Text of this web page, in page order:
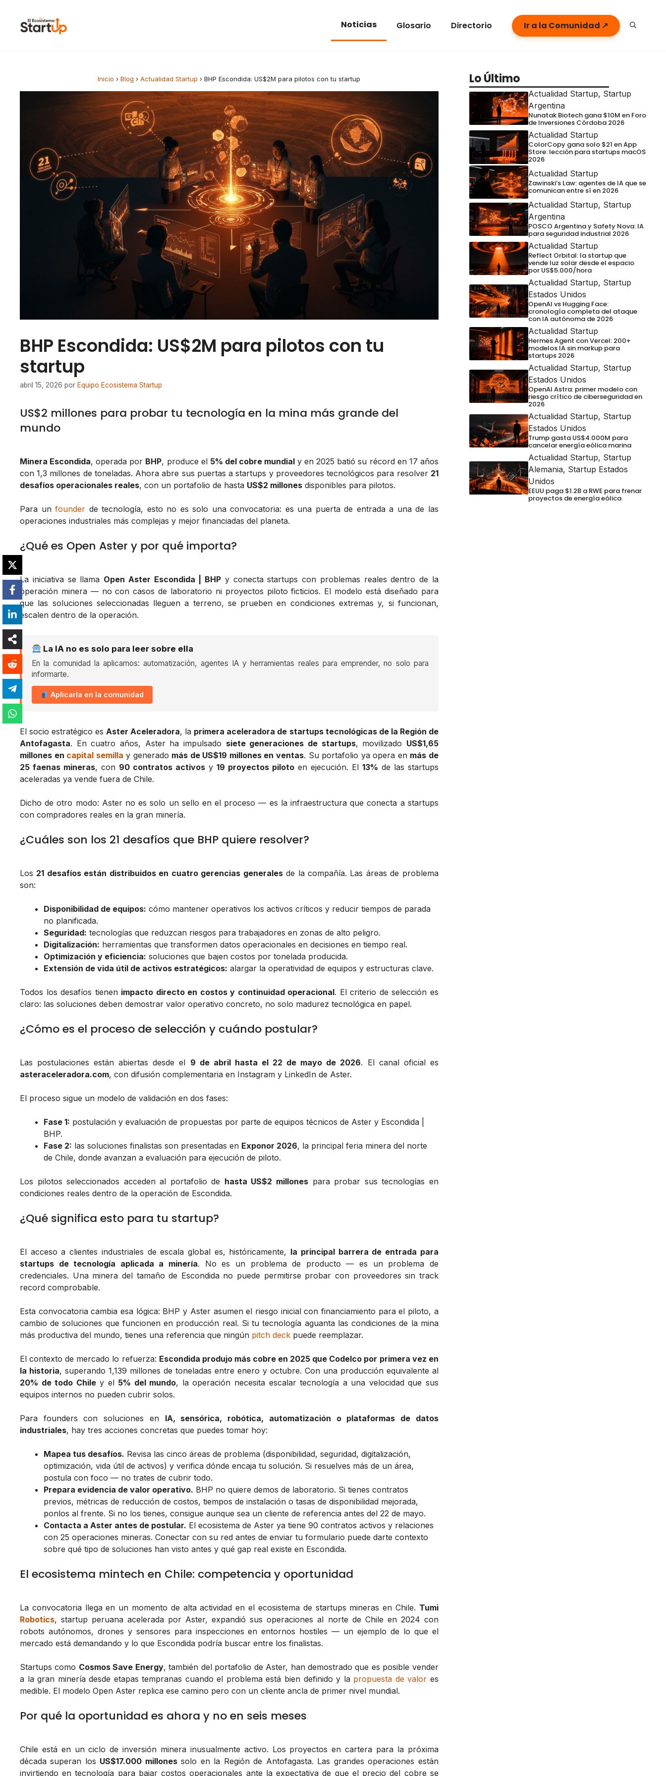
Noticias Glosario Directorio Ir a la Comunidad ↗
Inicio › Blog › Actualidad Startup › BHP Escondida: US$2M para pilotos con tu startup
BHP Escondida: US$2M para pilotos con tu
startup
abril 15, 2026 por Equipo Ecosistema Startup
US$2 millones para probar tu tecnología en la mina más grande del
mundo
Minera Escondida, operada por BHP, produce el 5% del cobre mundial y en 2025 batió su récord en 17 años
con 1,3 millones de toneladas. Ahora abre sus puertas a startups y proveedores tecnológicos para resolver 21
desafíos operacionales reales, con un portafolio de hasta US$2 millones disponibles para pilotos.
Para unfounder de tecnología, esto no es solo una convocatoria: es una puerta de entrada a una de las
operaciones industriales más complejas y mejor financiadas del planeta.
¿Qué es Open Aster y por qué importa?
La iniciativa se llama Open Aster Escondida | BHP y conecta startups con problemas reales dentro de la
operación minera — no con casos de laboratorio ni proyectos piloto ficticios. El modelo está diseñado para
que las soluciones seleccionadas lleguen a terreno, se prueben en condiciones extremas y, si funcionan,
escalen dentro de la operación.
La IA no es solo para leer sobre ella
En la comunidad la aplicamos: automatización, agentes IA y herramientas reales para emprender, no solo para
informarte.
Aplicarla en la comunidad
El socio estratégico esAster Aceleradora, la primera aceleradora de startups tecnológicas de la Región de
Antofagasta. En cuatro años, Aster ha impulsado siete generaciones de startups, movilizado US$1,65
millones en capital semilla y generado más de US$19 millones en ventas. Su portafolio ya opera en más de
25 faenas mineras, con 90 contratos activosy 19 proyectos pilotoen ejecución. El 13% de las startups
aceleradas ya vende fuera de Chile.
Dicho de otro modo: Aster no es solo un sello en el proceso — es la infraestructura que conecta a startups
con compradores reales en la gran minería.
¿Cuáles son los 21 desafíos que BHP quiere resolver?
Los 21 desafíos están distribuidos en cuatro gerencias generalesde la compañía. Las áreas de problema
son:
Disponibilidad de equipos: cómo mantener operativos los activos críticos y reducir tiempos de parada
no planificada.
Seguridad: tecnologías que reduzcan riesgos para trabajadores en zonas de alto peligro.
Digitalización: herramientas que transformen datos operacionales en decisiones en tiempo real.
Optimización y eficiencia: soluciones que bajen costos por tonelada producida.
Extensión de vida útil de activos estratégicos: alargar la operatividad de equipos y estructuras clave.
Todos los desafíos tienen impacto directo en costos y continuidad operacional. El criterio de selección es
claro: las soluciones deben demostrar valor operativo concreto, no solo madurez tecnológica en papel.
¿Cómo es el proceso de selección y cuándo postular?
Las postulaciones están abiertas desde el 9 de abril hasta el 22 de mayo de 2026. El canal oficial es
asteraceleradora.com, con difusión complementaria en Instagram y LinkedIn de Aster.
El proceso sigue un modelo de validación en dos fases:
Fase 1: postulación y evaluación de propuestas por parte de equipos técnicos de Aster y Escondida |
BHP.
Fase 2: las soluciones finalistas son presentadas en Exponor 2026, la principal feria minera del norte
de Chile, donde avanzan a evaluación para ejecución de piloto.
Los pilotos seleccionados acceden al portafolio de hasta US$2 millones para probar sus tecnologías en
condiciones reales dentro de la operación de Escondida.
¿Qué significa esto para tu startup?
El acceso a clientes industriales de escala global es, históricamente, la principal barrera de entrada para
startups de tecnología aplicada a minería. No es un problema de producto — es un problema de
credenciales. Una minera del tamaño de Escondida no puede permitirse probar con proveedores sin track
record comprobable.
Esta convocatoria cambia esa lógica: BHP y Aster asumen el riesgo inicial con financiamiento para el piloto, a
cambio de soluciones que funcionen en producción real. Si tu tecnología aguanta las condiciones de la mina
más productiva del mundo, tienes una referencia que ningún pitch deck puede reemplazar.
El contexto de mercado lo refuerza: Escondida produjo más cobre en 2025 que Codelco por primera vez en
la historia, superando 1,139 millones de toneladas entre enero y octubre. Con una producción equivalente al
20% de todo Chiley el 5% del mundo, la operación necesita escalar tecnología a una velocidad que sus
equipos internos no pueden cubrir solos.
Para founders con soluciones en IA, sensórica, robótica, automatización o plataformas de datos
industriales, hay tres acciones concretas que puedes tomar hoy:
Mapea tus desafíos. Revisa las cinco áreas de problema (disponibilidad, seguridad, digitalización,
optimización, vida útil de activos) y verifica dónde encaja tu solución. Si resuelves más de un área,
postula con foco — no trates de cubrir todo.
Prepara evidencia de valor operativo. BHP no quiere demos de laboratorio. Si tienes contratos
previos, métricas de reducción de costos, tiempos de instalación o tasas de disponibilidad mejorada,
ponlos al frente. Si no los tienes, consigue aunque sea un cliente de referencia antes del 22 de mayo.
Contacta a Aster antes de postular. El ecosistema de Aster ya tiene 90 contratos activos y relaciones
con 25 operaciones mineras. Conectar con su red antes de enviar tu formulario puede darte contexto
sobre qué tipo de soluciones han visto antes y qué gap real existe en Escondida.
El ecosistema mintech en Chile: competencia y oportunidad
La convocatoria llega en un momento de alta actividad en el ecosistema de startups mineras en Chile. Tumi
Robotics, startup peruana acelerada por Aster, expandió sus operaciones al norte de Chile en 2024 con
robots autónomos, drones y sensores para inspecciones en entornos hostiles — un ejemplo de lo que el
mercado está demandando y lo que Escondida podría buscar entre los finalistas.
Startups como Cosmos Save Energy, también del portafolio de Aster, han demostrado que es posible vender
a la gran minería desde etapas tempranas cuando el problema está bien definido y la propuesta de valor es
medible. El modelo Open Aster replica ese camino pero con un cliente ancla de primer nivel mundial.
Por qué la oportunidad es ahora y no en seis meses
Chile está en un ciclo de inversión minera inusualmente activo. Los proyectos en cartera para la próxima
década superan los US$17.000 millonessolo en la Región de Antofagasta. Las grandes operaciones están
invirtiendo en tecnología para bajar costos operacionales ante la expectativa de que el precio del cobre se
Lo Último
Actualidad Startup, Startup
Argentina
Nunatak Biotech gana $10M en Foro
de Inversiones Córdoba 2026
Actualidad Startup
ColorCopy gana solo $21 en App
Store: lección para startups macOS
2026
Actualidad Startup
Zawinski’s Law: agentes de IA que se
comunican entre sí en 2026
Actualidad Startup, Startup
Argentina
POSCO Argentina y Safety Nova: IA
para seguridad industrial 2026
Actualidad Startup
Reflect Orbital: la startup que
vende luz solar desde el espacio
por US$5.000/hora
Actualidad Startup, Startup
Estados Unidos
OpenAI vs Hugging Face:
cronología completa del ataque
con IA autónoma de 2026
Actualidad Startup
Hermes Agent con Vercel: 200+
modelos IA sin markup para
startups 2026
Actualidad Startup, Startup
Estados Unidos
OpenAI Astra: primer modelo con
riesgo crítico de ciberseguridad en
2026
Actualidad Startup, Startup
Estados Unidos
Trump gasta US$4.000M para
cancelar energía eólica marina
Actualidad Startup, Startup
Alemania, Startup Estados
Unidos
EEUU paga $1.2B a RWE para frenar
proyectos de energía eólica